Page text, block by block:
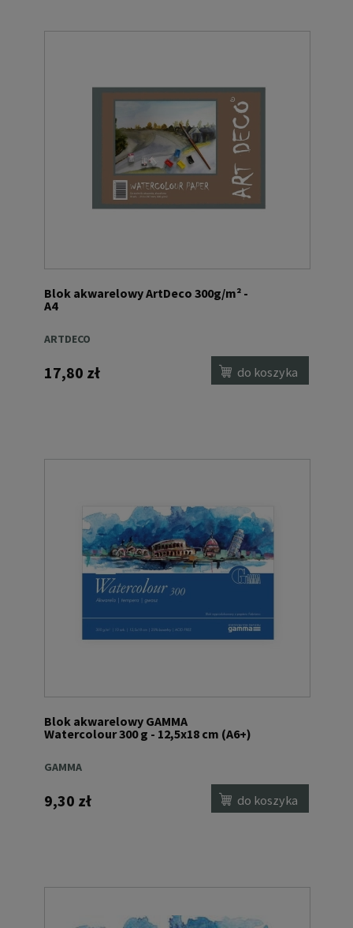
Blok akwarelowy ArtDeco 300g/m² -
A4
ARTDECO
17,80 zł do koszyka
Blok akwarelowy GAMMA
Watercolour 300 g - 12,5x18 cm (A6+)
GAMMA
9,30 zł do koszyka